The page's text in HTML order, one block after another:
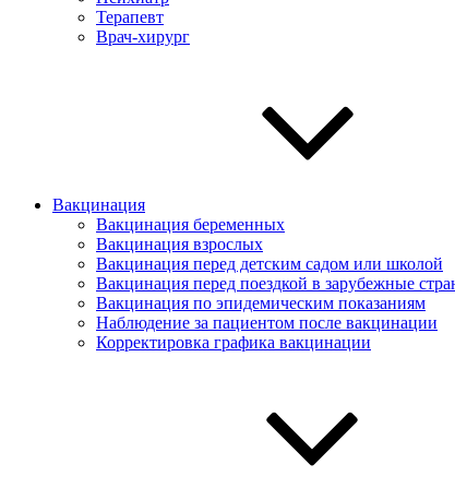
Терапевт
Врач-хирург
Вакцинация
Вакцинация беременных
Вакцинация взрослых
Вакцинация перед детским садом или школой
Вакцинация перед поездкой в зарубежные
Вакцинация по эпидемическим показаниям
Наблюдение за пациентом после вакцинации
Корректировка графика вакцинации